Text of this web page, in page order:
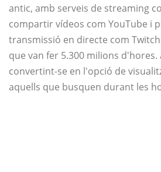
antic, amb serveis de streaming
compartir vídeos com YouTube i
transmissió en directe com
que van fer 5.300 milions d'hores.
convertint-se en l'opció de
aquells que busquen durant les